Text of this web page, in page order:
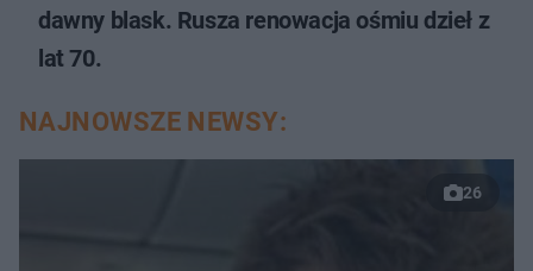
dawny blask. Rusza renowacja ośmiu dzieł z
lat 70.
NAJNOWSZE NEWSY:
26